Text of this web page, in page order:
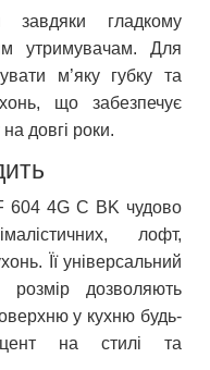
завдяки гладкому
утримувачам. Для
м’яку губку та
що забезпечує
довгі роки.
604 4G C BK чудово
лофт,
Її універсальний
дозволяють
у кухню будь-
на стилі та